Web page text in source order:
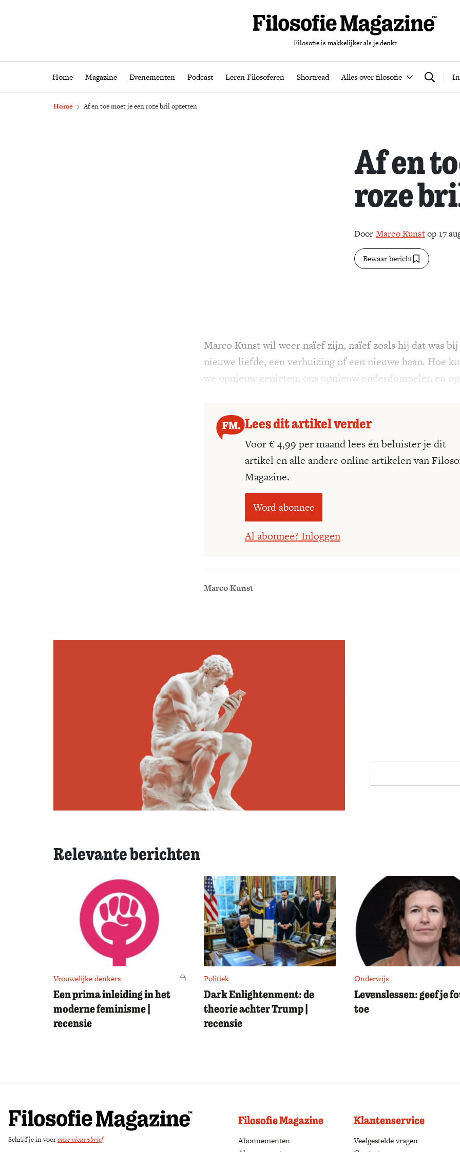
Filosofie is makkelijker als je denkt
Home Magazine Evenementen Podcast Leren Filosoferen Shortread Alles over filosofie Zoeken
Home Magazine Evenementen Podcast Leren Filosoferen Shortread Alles over
Home Af en toe moet je een roze bril opzetten
Af en
roze
Door Marco Kunstop 17
Bewaar bericht
Marco Kunst wil weer naïef zijn, naïef zoals hij dat was bij
nieuwe liefde, een verhuizing of een nieuwe baan. Hoe
we opnieuw genieten, ons opnieuw onderdompelen en
Lees dit artikel verder
Voor € 4,99 per maand lees én beluister je dit
artikel en alle andere online artikelen van
Magazine.
Word abonnee
Al abonnee? Inloggen
Marco Kunst
Relevante berichten
Vrouwelijke denkers Voor leden
Een prima inleiding in het
moderne feminisme |
recensie
Politiek
Dark Enlightenment: de
theorie achter Trump |
recensie
Onderwijs
Levenslessen: geef je
toe
Schrijf je in vooronze nieuwsbrief
Filosofie Magazine
Abonnementen (opens in a new tab)
Klantenservice
Veelgestelde vragen